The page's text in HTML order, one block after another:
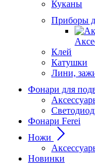
Куканы
Приборы
Клей
Катушки
Лини,
Фонари для
Фонари Ferei
Ножи
Новинки